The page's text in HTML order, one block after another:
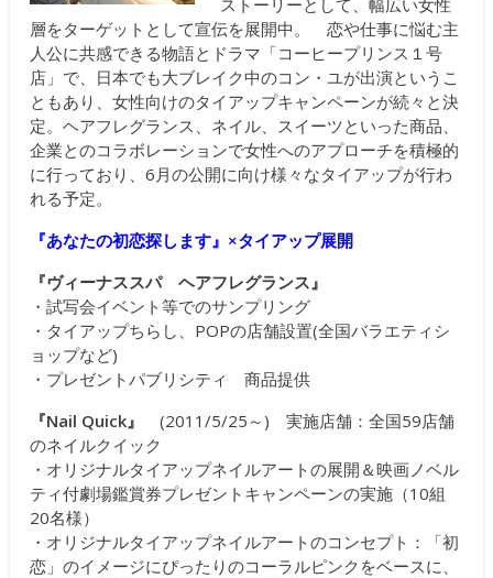
ストーリーとして、幅広い女性
層をターゲットとして宣伝を展開中。 恋や仕事に悩む主
人公に共感できる物語とドラマ「コーヒープリンス１号
店」で、日本でも大ブレイク中のコン・ユが出演というこ
ともあり、女性向けのタイアップキャンペーンが続々と決
定。ヘアフレグランス、ネイル、スイーツといった商品、
企業とのコラボレーションで女性へのアプローチを積極的
に行っており、6月の公開に向け様々なタイアップが行わ
れる予定。
『あなたの初恋探します』×タイアップ展開
『ヴィーナススパ ヘアフレグランス』
・試写会イベント等でのサンプリング
・タイアップちらし、POPの店舗設置(全国バラエティシ
ョップなど)
・プレゼントパブリシティ 商品提供
『Nail Quick』
(2011/5/25～) 実施店舗：全国59店舗
のネイルクイック
・オリジナルタイアップネイルアートの展開＆映画ノベル
ティ付劇場鑑賞券プレゼントキャンペーンの実施（10組
20名様）
・オリジナルタイアップネイルアートのコンセプト：「初
恋」のイメージにぴったりのコーラルピンクをベースに、